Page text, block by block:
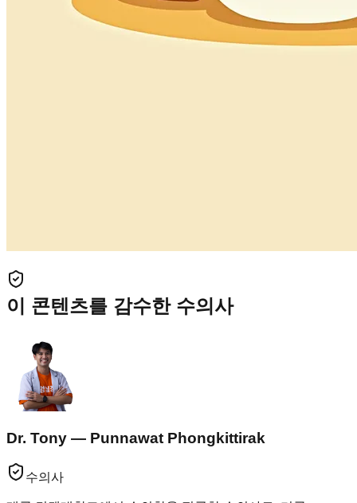
이 콘텐츠를 감수한 수의사
Dr. Tony — Punnawat Phongkittirak
수의사